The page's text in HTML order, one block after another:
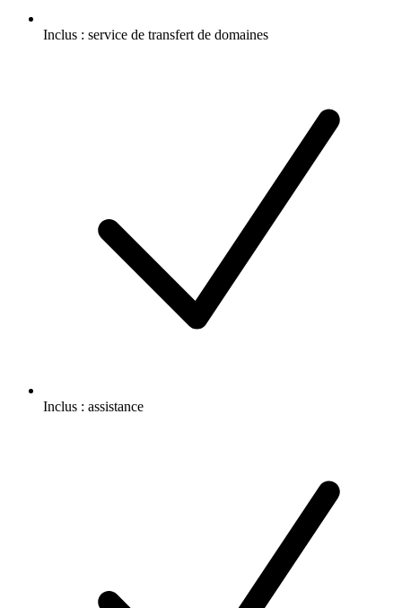
Inclus : service de transfert de domaines
Inclus : assistance